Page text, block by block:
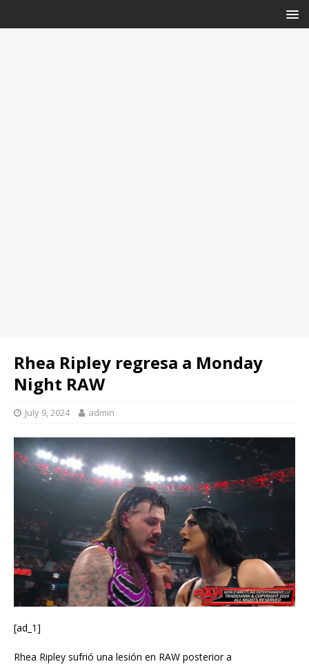
Rhea Ripley regresa a Monday
Night RAW
July 9, 2024 admin
[ad_1]
Rhea Ripley sufrió una lesión en RAW posterior a